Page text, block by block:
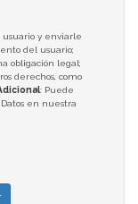
usuario y enviarle
del usuario;
obligación legal;
derechos, como
: Puede
en nuestra